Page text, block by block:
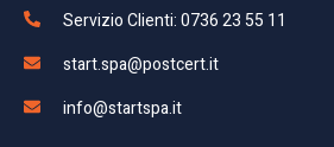
Servizio Clienti: 0736 23 55 11
start.spa@postcert.it
info@startspa.it